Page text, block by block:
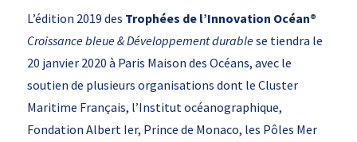
L’édition 2019 des Trophées de l’Innovation Océan®
Croissance bleue & Développement durablese tiendra le
20 janvier 2020 à Paris Maison des Océans, avec le
soutien de plusieurs organisations dont le Cluster
Maritime Français, l’Institut océanographique,
Fondation Albert Ier, Prince de Monaco, les Pôles Mer